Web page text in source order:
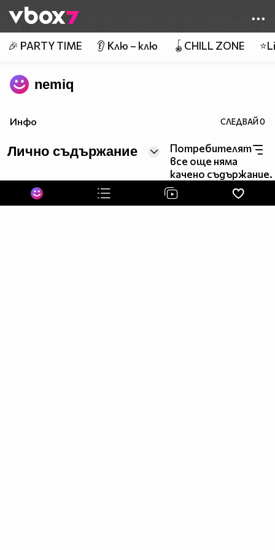
👾
🎉 PARTY TIME 👂 Клю – клю 🪀CHILL ZONE
nemiq
Инфо СЛЕДВАЙ0
Лично съдържание
Потребителят
все още няма
качено съдържание.